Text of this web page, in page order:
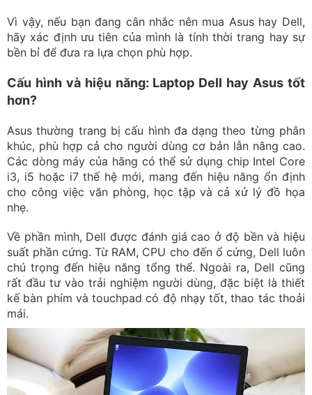
Vì vậy, nếu bạn đang cân nhắc nên mua Asus hay Dell,
hãy xác định ưu tiên của mình là tính thời trang hay sự
bền bỉ để đưa ra lựa chọn phù hợp.
Cấu hình và hiệu năng: Laptop Dell hay Asus tốt
hơn?
Asus thường trang bị cấu hình đa dạng theo từng phân
khúc, phù hợp cả cho người dùng cơ bản lẫn nâng cao.
Các dòng máy của hãng có thể sử dụng chip Intel Core
i3, i5 hoặc i7 thế hệ mới, mang đến hiệu năng ổn định
cho công việc văn phòng, học tập và cả xử lý đồ họa
nhẹ.
Về phần mình, Dell được đánh giá cao ở độ bền và hiệu
suất phần cứng. Từ RAM, CPU cho đến ổ cứng, Dell luôn
chú trọng đến hiệu năng tổng thể. Ngoài ra, Dell cũng
rất đầu tư vào trải nghiệm người dùng, đặc biệt là thiết
kế bàn phím và touchpad có độ nhạy tốt, thao tác thoải
mái.